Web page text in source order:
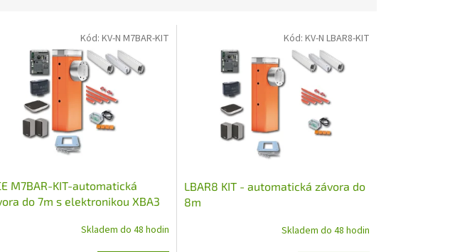
M7BAR-KIT-automatická
do 7m s elektronikou XBA3
Skladem do 48 hodin
Kód: KV-N M7BAR-KIT
LBAR8 KIT - automatická závora do
8m
Skladem do 48 hodin
Kód: KV-N LBAR8-KIT